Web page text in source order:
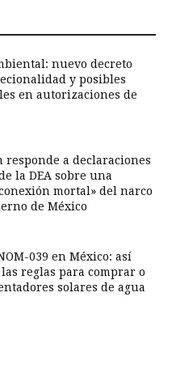
nuevo decreto
y posibles
en autorizaciones de
responde a declaraciones
la DEA sobre una
mortal» del narco
de México
039 en México: así
reglas para comprar o
solares de agua